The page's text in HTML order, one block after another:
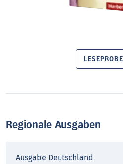
LESEPROBE
Regionale Ausgaben
Ausgabe Deutschland